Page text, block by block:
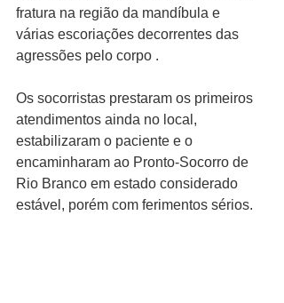
fratura na região da mandíbula e
várias escoriações decorrentes das
agressões pelo corpo .
Os socorristas prestaram os primeiros
atendimentos ainda no local,
estabilizaram o paciente e o
encaminharam ao Pronto-Socorro de
Rio Branco em estado considerado
estável, porém com ferimentos sérios.